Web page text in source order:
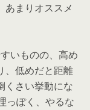
あまりオススメ
いものの、高め
、低めだと距離
くさい挙動にな
っぽく、やるな